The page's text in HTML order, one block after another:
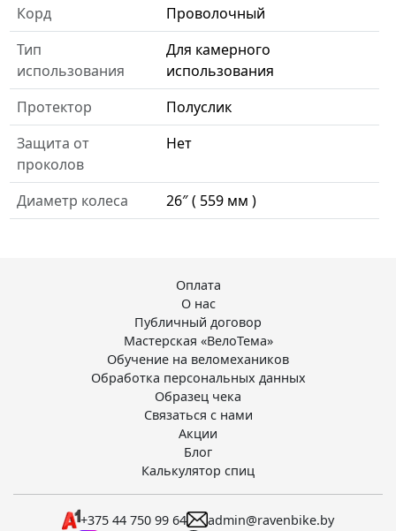
Корд
Проволочный
Тип
использования
Для камерного
использования
Протектор
Полуслик
Защита от
проколов
Нет
Диаметр колеса 26″ ( 559 мм )
Оплата
О нас
Публичный договор
Мастерская «ВелоТема»
Обучение на веломехаников
Обработка персональных данных
Образец чека
Связаться с нами
Акции
Блог
Калькулятор спиц
+375 44 750 99 64
admin@ravenbike.by